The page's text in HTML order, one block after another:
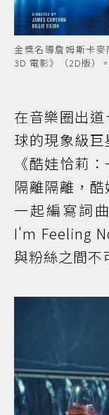
金獎名導詹姆斯卡
3D 電影》（2D版）
在音樂圈出
球的現象級
《酷娃恰莉
隔離隔離，
一起編寫詞
I'm Feeling
與粉絲之間不